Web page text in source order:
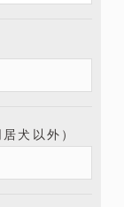
犬以外）